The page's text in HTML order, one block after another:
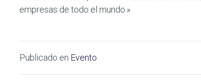
empresas de todo el mundo.»
Publicado en Evento